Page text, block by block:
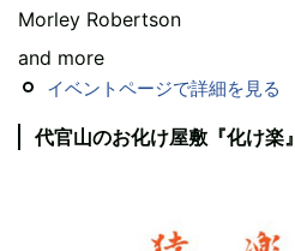
Morley Robertson
and more
イベントページで詳細を見る
代官山のお化け屋敷『化け楽